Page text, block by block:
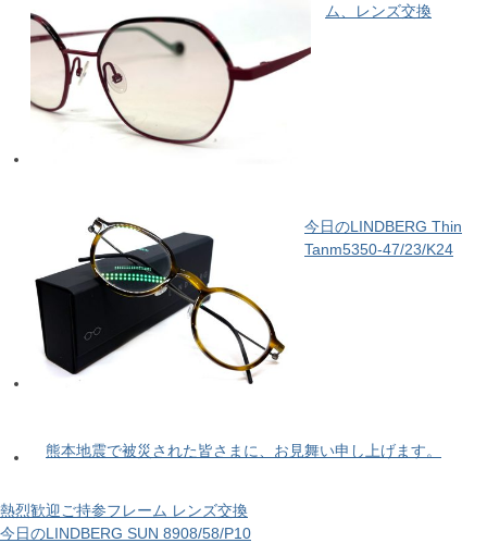
ム、レンズ交換
今日のLINDBERG Thin
Tanm5350-47/23/K24
熊本地震で被災された皆さまに、お見舞い申し上げます。
熱烈歓迎ご持参フレーム レンズ交換
今日のLINDBERG SUN 8908/58/P10